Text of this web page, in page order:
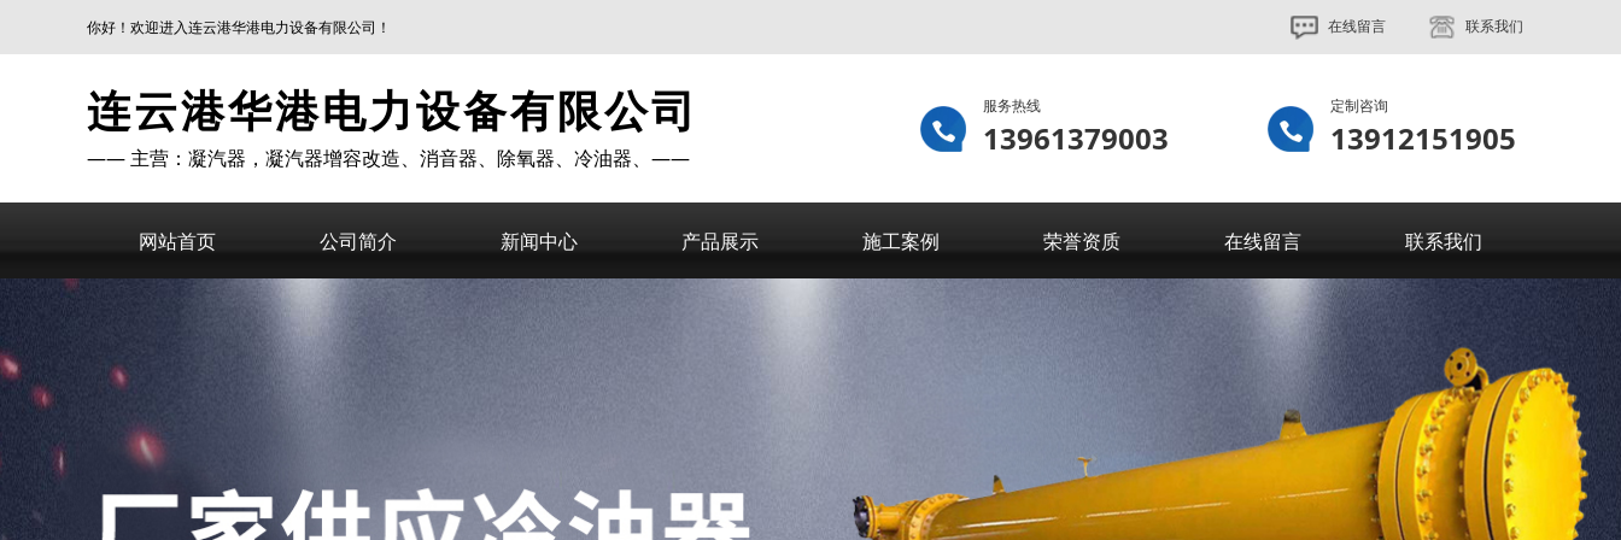
你好！欢迎进入连云港华港电力设备有限公司！ 在线留言 联系我们
连云港华港电力设备有限公司
—— 主营：凝汽器，凝汽器增容改造、消音器、除氧器、冷油器、——
服务热线
13961379003
定制咨询
13912151905
网站首页 公司简介 新闻中心 产品展示 施工案例 荣誉资质 在线留言 联系我们